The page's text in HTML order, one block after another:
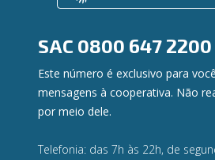
Ouvidoria
SAC 0800 647 2200
Este número é exclusivo para
mensagens à cooperativa. Não
por meio dele.
Telefonia: das 7h às 22h, de